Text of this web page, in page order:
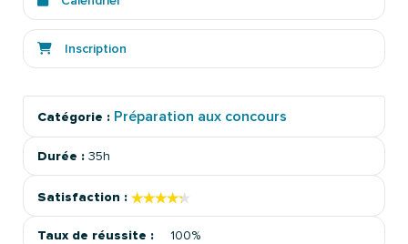
Inscription
Catégorie : Préparation aux concours
Durée : 35h
Satisfaction : ★★★★★
★★★★★
Taux de réussite : 100%